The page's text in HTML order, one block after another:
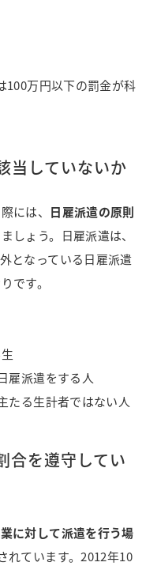
100万円以下の罰金が科
当していないか
には、 日雇派遣の原則
しょう。日雇派遣は、
となっている日雇派遣
です。
雇派遣をする人
たる生計者ではない人
合を遵守してい
に対して派遣を行う場
れています。2012年10